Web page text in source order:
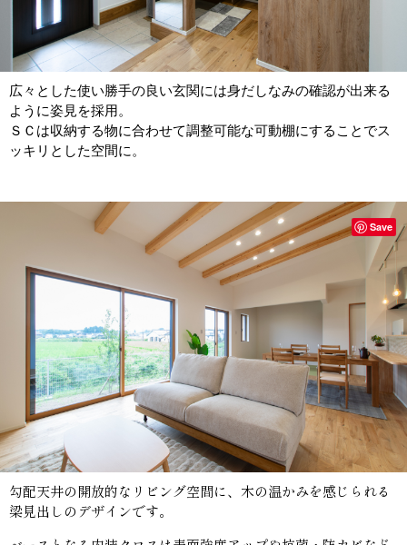
広々とした使い勝手の良い玄関には身だしなみの確認が出来る
ように姿見を採用。
ＳＣは収納する物に合わせて調整可能な可動棚にすることでス
ッキリとした空間に。
勾配天井の開放的なリビング空間に、木の温かみを感じられる
梁見出しのデザインです。
Save